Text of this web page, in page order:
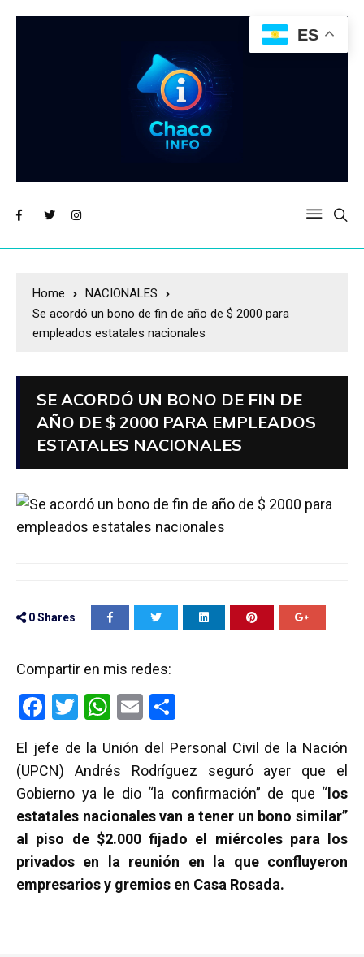
Home
NACIONALES
Se acordó un bono de fin de año de $ 2000 para
empleados estatales nacionales
SE ACORDÓ UN BONO DE FIN DE
AÑO DE $ 2000 PARA EMPLEADOS
ESTATALES NACIONALES
0Shares
Compartir en mis redes:
F
ce
b
o
o
k
T
tt
er
W
at
s
A
p
p
E
ail m
p
ar
tir
El jefe de la Unión del Personal Civil de la Nación
(UPCN) Andrés Rodríguez seguró ayer que el
Gobierno ya le dio “la confirmación” de que “ los
estatales nacionales van a tener un bono similar”
al piso de $2.000 fijado el miércoles para los
privados en la reunión en la que confluyeron
empresarios y gremios en Casa Rosada.
ES